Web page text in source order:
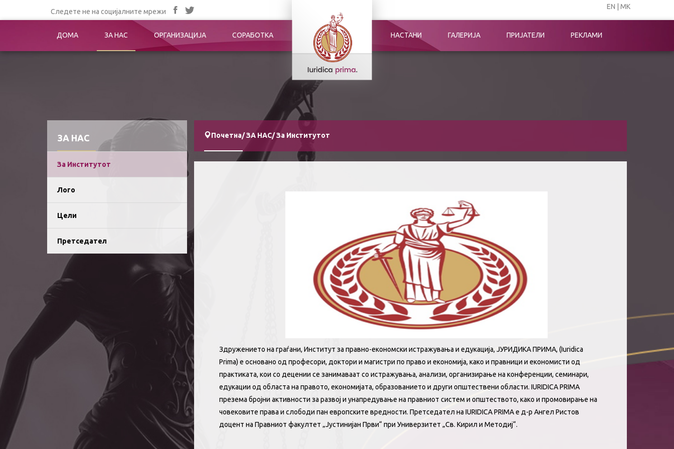
Следете не на социјалните мрежи
EN МК
ДОМА ЗА НАС ОРГАНИЗАЦИЈА СОРАБОТКА НАСТАНИ ГАЛЕРИЈА ПРИЈАТЕЛИ РЕКЛАМИ
ЗА НАС
За Институтот
Лого
Цели
Претседател
Почетна/ЗА НАС/За Институтот
Здружението на граѓани, Институт за правно-економски истражувања и едукација, ЈУРИДИКА ПРИМА, (Iuridica
Prima) е основано од професори, доктори и магистри по право и економија, како и правници и економисти од
практиката, кои со децении се занимаваат со истражувања, анализи, организирање на конференции, семинари,
едукации од областа на правото, економијата, образованието и други општествени области. IURIDICA PRIMA
презема бројни активности за развој и унапредување на правниот систем и општеството, како и промовирање на
човековите права и слободи пан европските вредности. Претседател на IURIDICA PRIMA е д-р Ангел Ристов
доцент на Правниот факултет „Јустинијан Први“ при Универзитет „Св. Кирил и Методиј“.